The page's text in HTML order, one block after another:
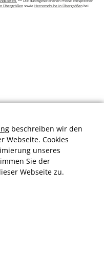
Übergrößensowie Herrenschuhe in Übergrößenbei
13 Verkaufs- und 32
beschreiben wir den
Webseite. Cookies
unseres
Sie der
Webseite zu.